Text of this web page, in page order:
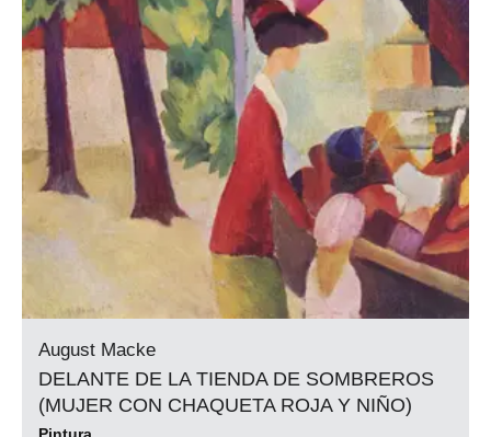
August Macke
DELANTE DE LA TIENDA DE SOMBREROS
(MUJER CON CHAQUETA ROJA Y NIÑO)